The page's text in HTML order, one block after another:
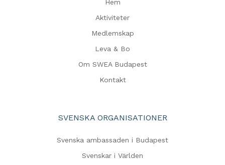
Hem
Aktiviteter
Medlemskap
Leva & Bo
Om SWEA Budapest
Kontakt
SVENSKA ORGANISATIONER
Svenska ambassaden i Budapest
Svenskar i Världen